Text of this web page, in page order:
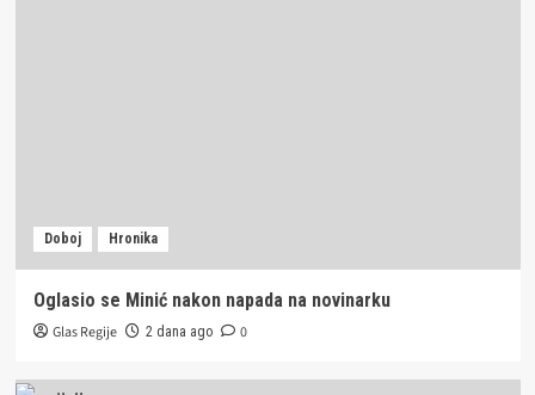
Doboj Hronika
Oglasio se Minić nakon napada na novinarku
Glas Regije 2 dana ago 0